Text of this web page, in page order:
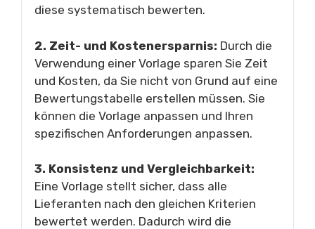
diese systematisch bewerten.
2. Zeit- und Kostenersparnis: Durch die
Verwendung einer Vorlage sparen Sie Zeit
und Kosten, da Sie nicht von Grund auf eine
Bewertungstabelle erstellen müssen. Sie
können die Vorlage anpassen und Ihren
spezifischen Anforderungen anpassen.
3. Konsistenz und Vergleichbarkeit:
Eine Vorlage stellt sicher, dass alle
Lieferanten nach den gleichen Kriterien
bewertet werden. Dadurch wird die